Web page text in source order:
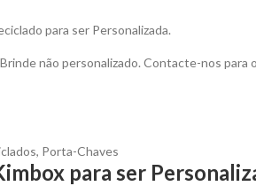
para ser Personalizada.
não personalizado. Contacte-nos
, Porta-Chaves
para ser